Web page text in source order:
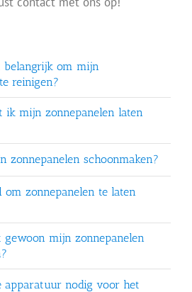
projecten van
schoonmaken
rendement én langere
levensduur!
belangrijk om mijn
reinigen?
ik mijn zonnepanelen laten
zonnepanelen schoonmaken?
om zonnepanelen te laten
gewoon mijn zonnepanelen
apparatuur nodig voor het